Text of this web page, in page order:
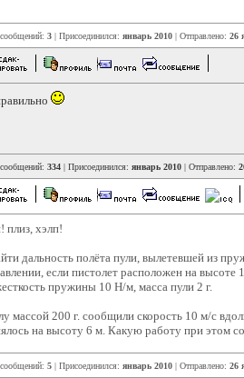
3 | Присоединился: январь 2010 | Отправлено: 26
334 | Присоединился: январь 2010 | Отправлено:
плиз, хэлп!
дальность полёта пули, вылетевшей из
если пистолет расположен на
пружины 10 Н/м, масса пули 2 г.
массой 200 г. сообщили скорость 10 м/с
на высоту 6 м. Какую работу при этом
5 | Присоединился: январь 2010 | Отправлено: 26